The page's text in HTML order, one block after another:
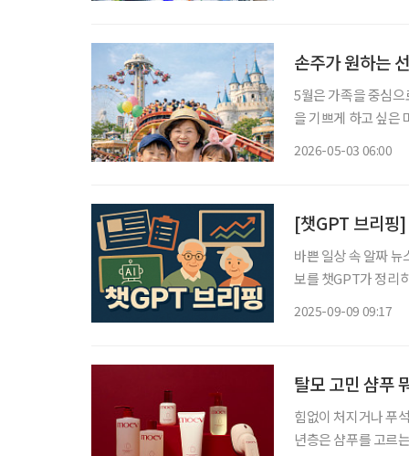
손주가 원하는
5월은 가족을 중심
을 기쁘게 하고 싶은
2026-05-03 06:00
[챗GPT 브리핑
바쁜 일상 속 알짜
보를 챗GPT가 정리하고 편집
2025-09-09 09:17
탈모 고민 샴푸
힘없이 처지거나 푸
년층은 샴푸를 고르는 사소한 일에도